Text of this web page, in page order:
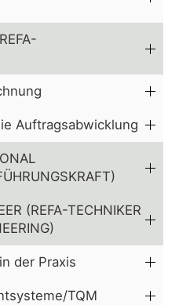
Auftragsabwicklung
(REFA-TECHNIKER
der Praxis
TQM